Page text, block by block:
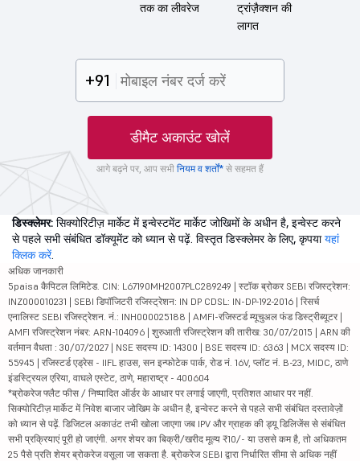
तक का लीवरेज
ट्रांज़ैक्शन की
लागत
+91
डीमैट अकाउंट खोलें
आगे बढ़ने पर, आप सभी नियम व शर्तों* से सहमत हैं
डिस्क्लेमर: सिक्योरिटीज़ मार्केट में इन्वेस्टमेंट मार्केट जोखिमों के अधीन है, इन्वेस्ट करने
से पहले सभी संबंधित डॉक्यूमेंट को ध्यान से पढ़ें. विस्तृत डिस्क्लेमर के लिए, कृपयायहां
क्लिक करें.
अधिक जानकारी
5paisa कैपिटल लिमिटेड. CIN: L67190MH2007PLC289249 | स्टॉक ब्रोकर SEBI रजिस्ट्रेशन:
INZ000010231 | SEBI डिपॉजिटरी रजिस्ट्रेशन: IN DP CDSL: IN-DP-192-2016 | रिसर्च
एनालिस्ट SEBI रजिस्ट्रेशन. नं.: INH000025188 | AMFI-रजिस्टर्ड म्यूचुअल फंड डिस्ट्रीब्यूटर |
AMFI रजिस्ट्रेशन नंबर: ARN-104096 | शुरुआती रजिस्ट्रेशन की तारीख: 30/07/2015 | ARN की
वर्तमान वैधता : 30/07/2027 | NSE सदस्य ID: 14300 | BSE सदस्य ID: 6363 | MCX सदस्य ID:
55945 | रजिस्टर्ड एड्रेस - IIFL हाउस, सन इन्फोटेक पार्क, रोड नं. 16V, प्लॉट नं. B-23, MIDC, ठाणे
इंडस्ट्रियल एरिया, वाघले एस्टेट, ठाणे, महाराष्ट्र - 400604
*ब्रोकरेज फ्लैट फीस / निष्पादित ऑर्डर के आधार पर लगाई जाएगी, प्रतिशत आधार पर नहीं.
सिक्योरिटीज़ मार्केट में निवेश बाजार जोखिम के अधीन है, इन्वेस्ट करने से पहले सभी संबंधित दस्तावेज़ों
को ध्यान से पढ़ें. डिजिटल अकाउंट तभी खोला जाएगा जब IPV और ग्राहक की ड्यू डिलिजेंस से संबंधित
सभी प्रक्रियाएं पूरी हो जाएंगी. अगर शेयर का बिक्री/खरीद मूल्य ₹10/- या उससे कम है, तो अधिकतम
25 पैसे प्रति शेयर ब्रोकरेज वसूला जा सकता है. ब्रोकरेज SEBI द्वारा निर्धारित सीमा से अधिक नहीं